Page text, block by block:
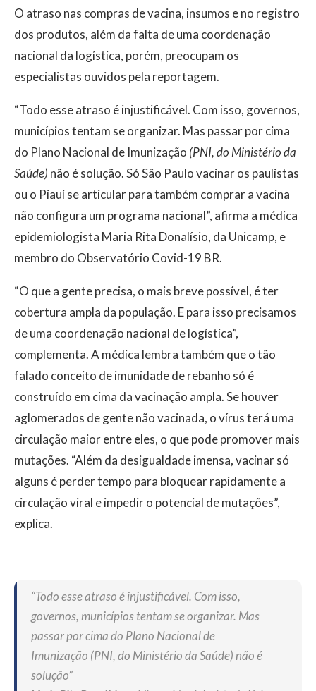
O atraso nas compras de vacina, insumos e no registro
dos produtos, além da falta de uma coordenação
nacional da logística, porém, preocupam os
especialistas ouvidos pela reportagem.
“Todo esse atraso é injustificável. Com isso, governos,
municípios tentam se organizar. Mas passar por cima
do Plano Nacional de Imunização (PNI, do Ministério da
Saúde) não é solução. Só São Paulo vacinar os paulistas
ou o Piauí se articular para também comprar a vacina
não configura um programa nacional”, afirma a médica
epidemiologista Maria Rita Donalísio, da Unicamp, e
membro do Observatório Covid-19 BR.
“O que a gente precisa, o mais breve possível, é ter
cobertura ampla da população. E para isso precisamos
de uma coordenação nacional de logística”,
complementa. A médica lembra também que o tão
falado conceito de imunidade de rebanho só é
construído em cima da vacinação ampla. Se houver
aglomerados de gente não vacinada, o vírus terá uma
circulação maior entre eles, o que pode promover mais
mutações. “Além da desigualdade imensa, vacinar só
alguns é perder tempo para bloquear rapidamente a
circulação viral e impedir o potencial de mutações”,
explica.
“Todo esse atraso é injustificável. Com isso,
governos, municípios tentam se organizar. Mas
passar por cima do Plano Nacional de
Imunização (PNI, do Ministério da Saúde) não é
solução”